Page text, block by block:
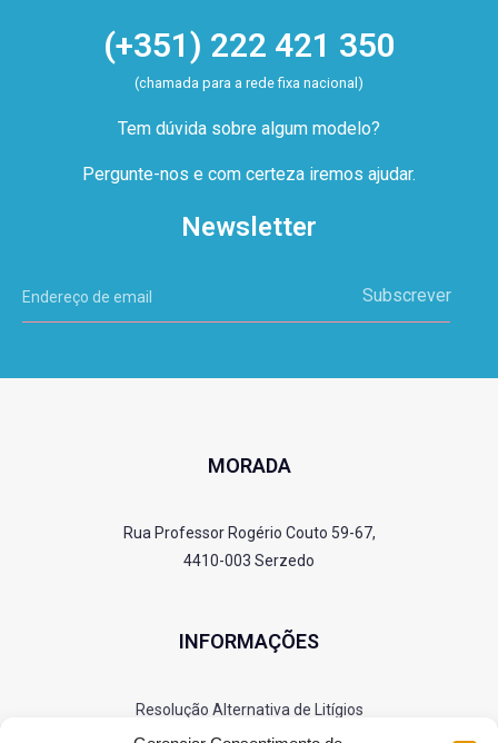
(+351) 222 421 350
(chamada para a rede fixa nacional)
Tem dúvida sobre algum modelo?
Pergunte-nos e com certeza iremos ajudar.
Newsletter
Subscrever
MORADA
Rua Professor Rogério Couto 59-67,
4410-003 Serzedo
INFORMAÇÕES
Resolução Alternativa de Litígios